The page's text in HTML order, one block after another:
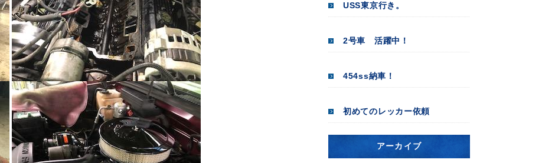
USS東京行き。
2号車 活躍中！
454ss納車！
初めてのレッカー依頼
アーカイブ